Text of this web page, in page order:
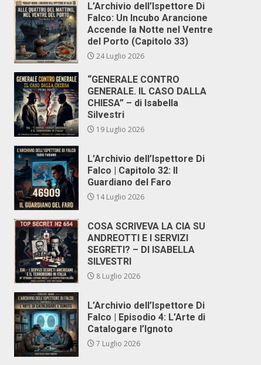
L’Archivio dell’Ispettore Di
Falco: Un Incubo Arancione
Accende la Notte nel Ventre
del Porto (Capitolo 33)
24 Luglio 2026
“GENERALE CONTRO
GENERALE. IL CASO DALLA
CHIESA” – di Isabella
Silvestri
19 Luglio 2026
L’Archivio dell’Ispettore Di
Falco | Capitolo 32: Il
Guardiano del Faro
14 Luglio 2026
COSA SCRIVEVA LA CIA SU
ANDREOTTI E I SERVIZI
SEGRETI? – DI ISABELLA
SILVESTRI
8 Luglio 2026
L’Archivio dell’Ispettore Di
Falco | Episodio 4: L’Arte di
Catalogare l’Ignoto
7 Luglio 2026